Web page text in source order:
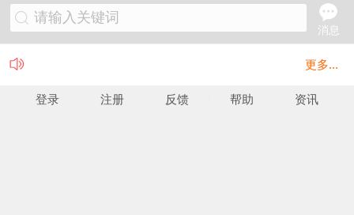
请输入关键词
消息
更多...
登录 注册 反馈 帮助 资讯